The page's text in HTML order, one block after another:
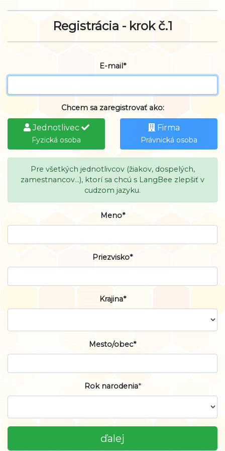
Registrácia - krok č.1
E-mail*
Chcem sa zaregistrovať ako:
Jednotlivec
Fyzická osoba
Firma
Právnická osoba
Pre všetkých jednotlivcov (žiakov, dospelých,
zamestnancov...), ktorí sa chcú s LangBee zlepšiť v
cudzom jazyku.
Meno*
Priezvisko*
Krajina*
Mesto/obec*
Rok narodenia*
ďalej